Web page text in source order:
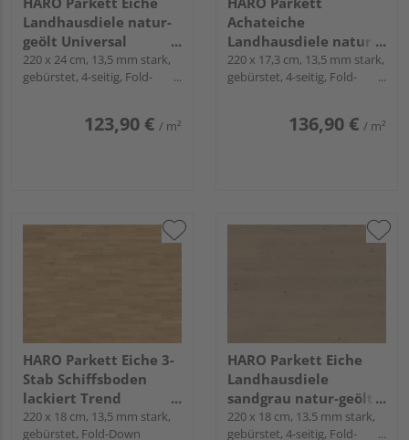
Landhausdiele natur-
geölt Universal
naturaLin plus - Serie
4000
220 x 24 cm, 13,5 mm stark,
gebürstet, 4-seitig, Fold-
123,90 € / m²
Achateiche
Landhausdiele natur-
geölt naturaLin plus -
Serie 4000
220 x 17,3 cm, 13,5 mm stark,
gebürstet, 4-seitig, Fold-
136,90 € / m²
HARO Parkett Eiche 3-
Stab Schiffsboden
lackiert Trend
naturaDur - Serie 4000
220 x 18 cm, 13,5 mm stark,
gebürstet, Fold-Down
HARO Parkett Eiche
Landhausdiele
sandgrau natur-geölt
Sauvage naturaLin
220 x 18 cm, 13,5 mm stark,
gebürstet, 4-seitig, Fold-